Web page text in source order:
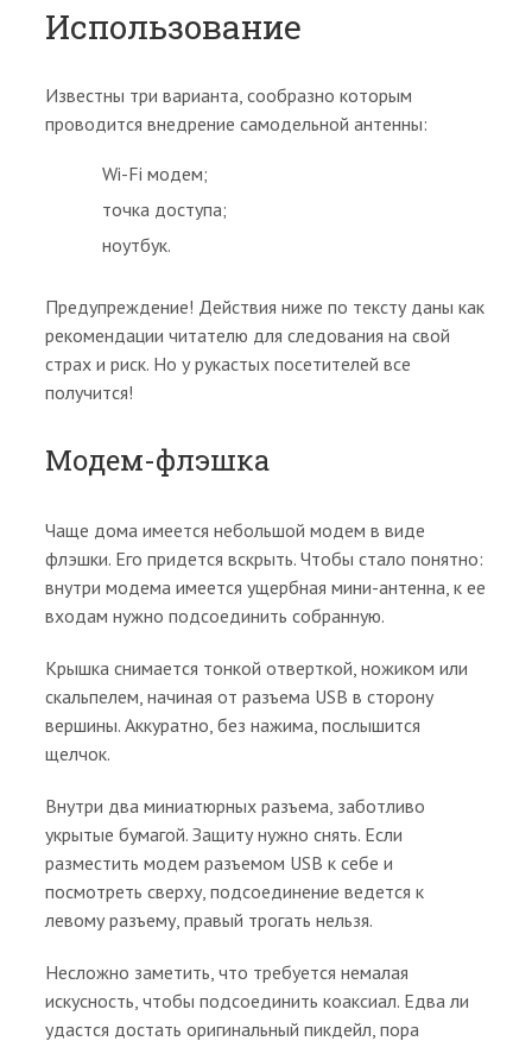
Использование
Известны три варианта, сообразно которым
проводится внедрение самодельной антенны:
Wi-Fi модем;
точка доступа;
ноутбук.
Предупреждение! Действия ниже по тексту даны как
рекомендации читателю для следования на свой
страх и риск. Но у рукастых посетителей все
получится!
Модем-флэшка
Чаще дома имеется небольшой модем в виде
флэшки. Его придется вскрыть. Чтобы стало понятно:
внутри модема имеется ущербная мини-антенна, к ее
входам нужно подсоединить собранную.
Крышка снимается тонкой отверткой, ножиком или
скальпелем, начиная от разъема USB в сторону
вершины. Аккуратно, без нажима, послышится
щелчок.
Внутри два миниатюрных разъема, заботливо
укрытые бумагой. Защиту нужно снять. Если
разместить модем разъемом USB к себе и
посмотреть сверху, подсоединение ведется к
левому разъему, правый трогать нельзя.
Несложно заметить, что требуется немалая
искусность, чтобы подсоединить коаксиал. Едва ли
удастся достать оригинальный пикдейл, пора